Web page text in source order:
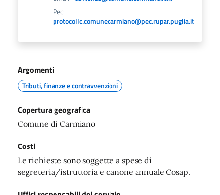
Pec:
protocollo.comunecarmiano@pec.rupar.puglia.it
Argomenti
Tributi, finanze e contravvenzioni
Copertura geografica
Comune di Carmiano
Costi
Le richieste sono soggette a spese di
segreteria/istruttoria e canone annuale Cosap.